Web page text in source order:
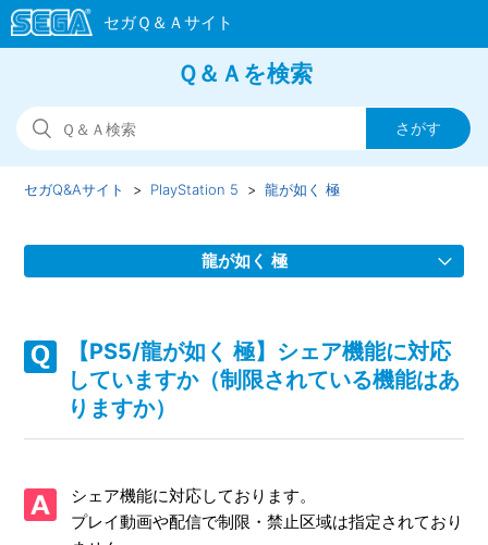
Ｑ＆Ａを検索
セガQ&Aサイト PlayStation 5 龍が如く 極
龍が如く 極
【PS5/龍が如く 極】取扱説明書（マニュアル）はあります
【PS5/龍が如く 極】シェア機能に対応していますか（制限
【PS5/龍が如く 極】シェア機能に対応
していますか（制限されている機能はあ
りますか）
シェア機能に対応しております。
プレイ動画や配信で制限・禁止区域は指定されており